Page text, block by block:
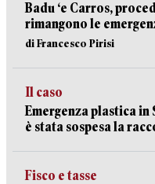
Badu ‘e Carros,
rimangono le
di Francesco Pirisi
Il caso
Emergenza plastica
è stata sospesa la
Fisco e tasse